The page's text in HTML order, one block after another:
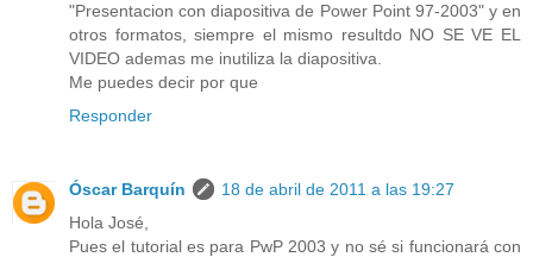
"Presentacion con diapositiva de Power Point 97-2003" y en
otros formatos, siempre el mismo resultdo NO SE VE EL
VIDEO ademas me inutiliza la diapositiva.
Me puedes decir por que
Responder
Óscar Barquín
18 de abril de 2011 a las 19:27
Hola José,
Pues el tutorial es para PwP 2003 y no sé si funcionará con